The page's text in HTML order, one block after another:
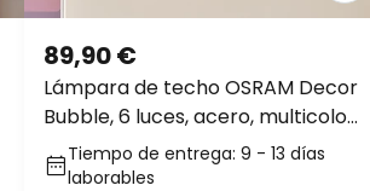
Lámpara de techo OSRAM Decor
Bubble, 6 luces, acero, multicolor,
E27
89,90 €
Tiempo de entrega: 9 - 13 días
laborables